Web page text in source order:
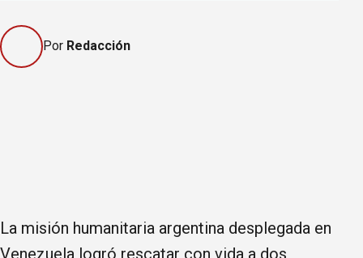
Por Redacción
La misión humanitaria argentina desplegada en
Venezuela logró rescatar con vida a dos